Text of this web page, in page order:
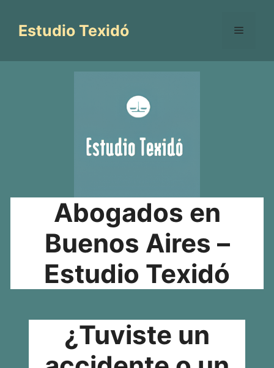
contenido
Estudio Texidó Menú
Abogados en
Buenos Aires –
Estudio Texidó
¿Tuviste un